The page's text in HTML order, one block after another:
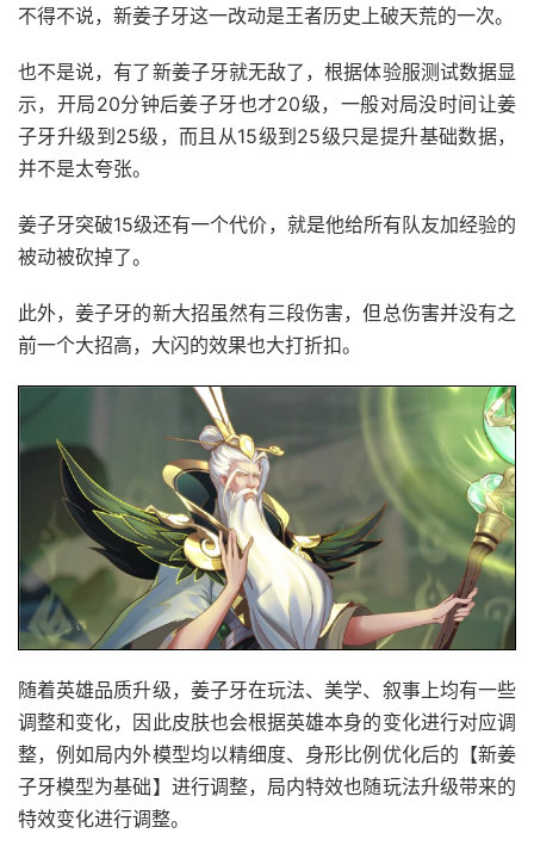
不得不说，新姜子牙这一改动是王者历史上破天荒的一次。
也不是说，有了新姜子牙就无敌了，根据体验服测试数据显
示，开局20分钟后姜子牙也才20级，一般对局没时间让姜
子牙升级到25级，而且从15级到25级只是提升基础数据，
并不是太夸张。
姜子牙突破15级还有一个代价，就是他给所有队友加经验的
被动被砍掉了。
此外，姜子牙的新大招虽然有三段伤害，但总伤害并没有之
前一个大招高，大闪的效果也大打折扣。
随着英雄品质升级，姜子牙在玩法、美学、叙事上均有一些
调整和变化，因此皮肤也会根据英雄本身的变化进行对应调
整，例如局内外模型均以精细度、身形比例优化后的【新姜
子牙模型为基础】进行调整，局内特效也随玩法升级带来的
特效变化进行调整。